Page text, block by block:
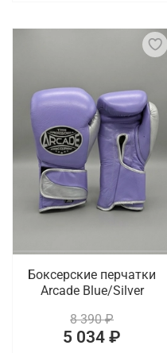
Боксерские перчатки
Arcade Blue/Silver
8 390 ₽
5 034 ₽